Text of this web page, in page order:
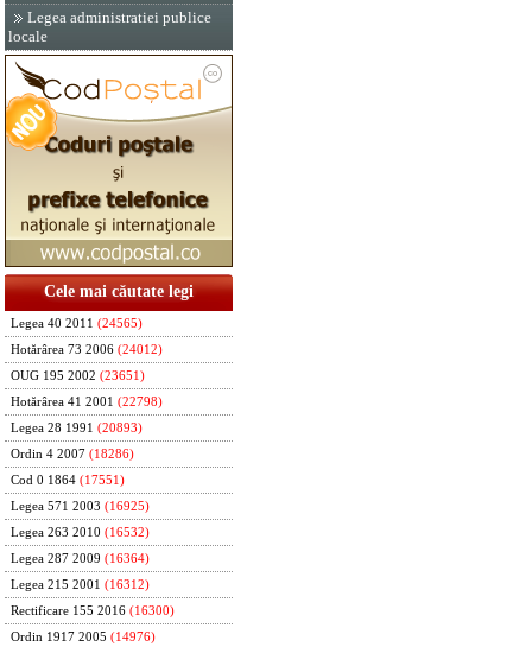
Legea administratiei publice
locale
Cele mai căutate legi
Legea 40 2011 (24565)
Hotărârea 73 2006 (24012)
OUG 195 2002 (23651)
Hotărârea 41 2001 (22798)
Legea 28 1991 (20893)
Ordin 4 2007 (18286)
Cod 0 1864 (17551)
Legea 571 2003 (16925)
Legea 263 2010 (16532)
Legea 287 2009 (16364)
Legea 215 2001 (16312)
Rectificare 155 2016 (16300)
Ordin 1917 2005 (14976)